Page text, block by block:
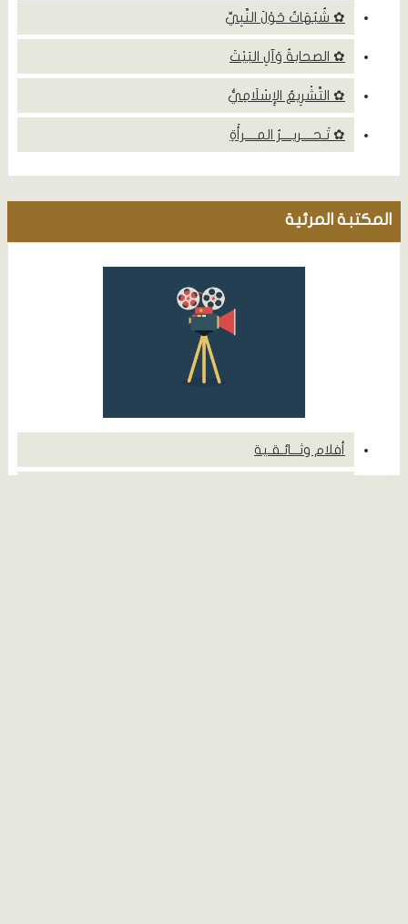
✿ شُبُهَاتٌ حَوْلَ النَّبِيِّ
✿ الصحابةُ وَآلِ البَيْتَ
✿ التَّشْرِيعُ الإِسْلَامِيُّ
✿ تَـحــــريــــرُ المــــرأَةِ
المكتبة المرئية
أفلام وثـــائـقـية